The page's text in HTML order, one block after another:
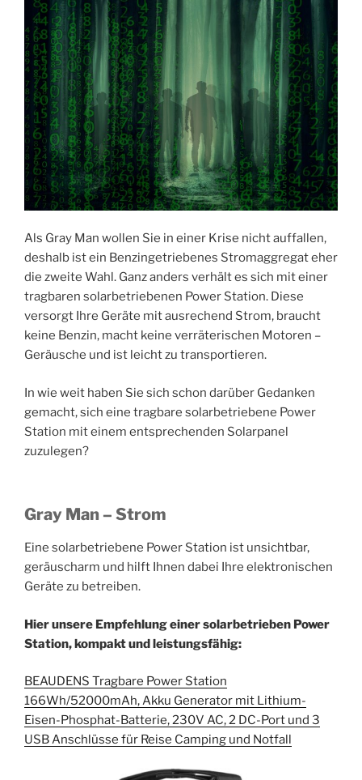
Als Gray Man wollen Sie in einer Krise nicht auffallen,
deshalb ist ein Benzingetriebenes Stromaggregat eher
die zweite Wahl. Ganz anders verhält es sich mit einer
tragbaren solarbetriebenen Power Station. Diese
versorgt Ihre Geräte mit ausrechend Strom, braucht
keine Benzin, macht keine verräterischen Motoren –
Geräusche und ist leicht zu transportieren.
In wie weit haben Sie sich schon darüber Gedanken
gemacht, sich eine tragbare solarbetriebene Power
Station mit einem entsprechenden Solarpanel
zuzulegen?
Gray Man – Strom
Eine solarbetriebene Power Station ist unsichtbar,
geräuscharm und hilft Ihnen dabei Ihre elektronischen
Geräte zu betreiben.
Hier unsere Empfehlung einer solarbetrieben Power
Station, kompakt und leistungsfähig:
BEAUDENS Tragbare Power Station
166Wh/52000mAh, Akku Generator mit Lithium-
Eisen-Phosphat-Batterie, 230V AC, 2 DC-Port und 3
USB Anschlüsse für Reise Camping und Notfall